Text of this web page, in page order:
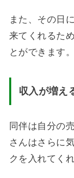
また、その日
来てくれるた
とができます。
収入が増え
同伴は自分の
さんはさらに
クを入れてく